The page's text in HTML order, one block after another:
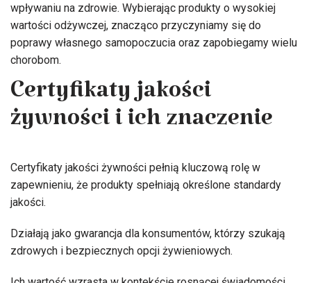
wpływaniu na zdrowie. Wybierając produkty o wysokiej
wartości odżywczej, znacząco przyczyniamy się do
poprawy własnego samopoczucia oraz zapobiegamy wielu
chorobom.
Certyfikaty jakości
żywności i ich znaczenie
Certyfikaty jakości żywności pełnią kluczową rolę w
zapewnieniu, że produkty spełniają określone standardy
jakości.
Działają jako gwarancja dla konsumentów, którzy szukają
zdrowych i bezpiecznych opcji żywieniowych.